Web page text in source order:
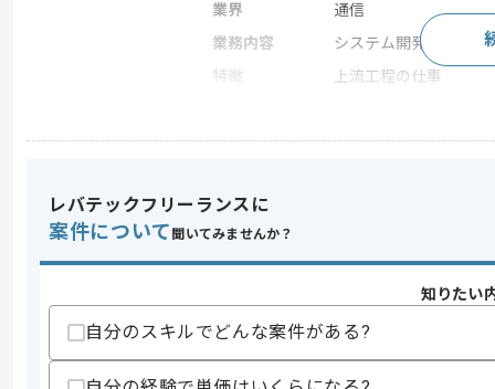
業界
通信
業務内容
システム開発
特徴
上流工程の仕事
スキルに不安がある方へ
上記に似た経験やスキルをお持ちであれば申
その他募集要項
レバテックフリーランスに
案件について 聞いてみませんか？
知りたい
自分のスキルでどんな案件がある?